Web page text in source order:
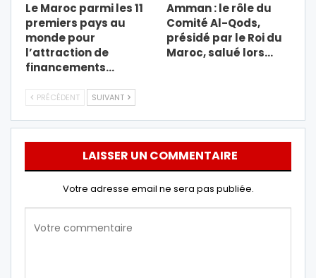
Le Maroc parmi les 11
premiers pays au
monde pour
l’attraction de
financements…
Amman : le rôle du
Comité Al-Qods,
présidé par le Roi du
Maroc, salué lors…
PRÉCÉDENT SUIVANT
LAISSER UN COMMENTAIRE
Votre adresse email ne sera pas publiée.